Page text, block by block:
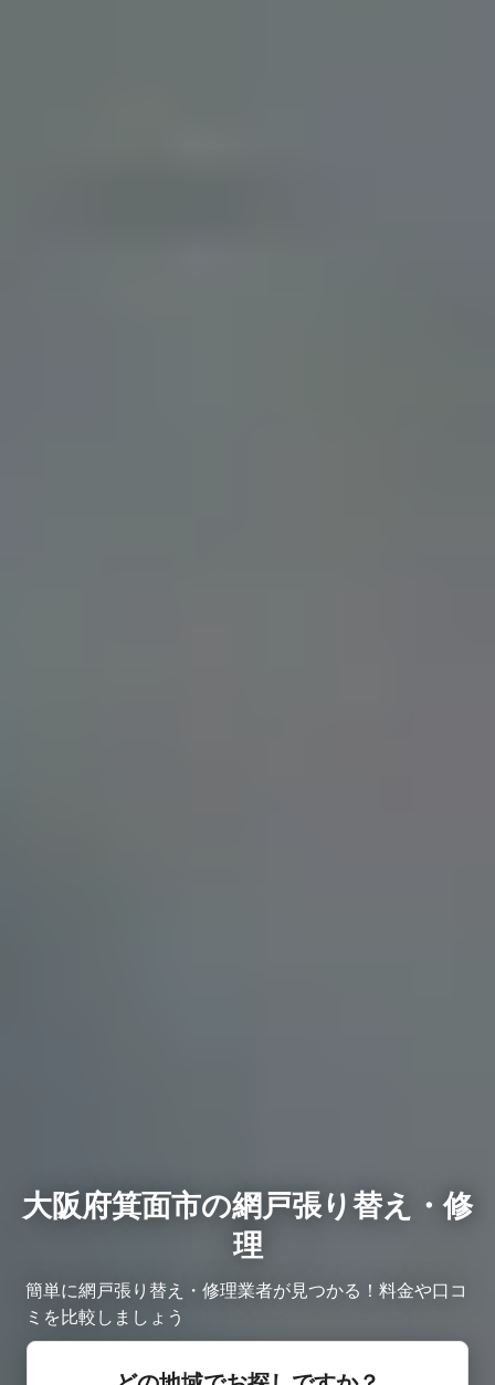
大阪府箕面市の網戸張り替え・修
理
簡単に網戸張り替え・修理業者が見つかる！料金や口コ
ミを比較しましょう